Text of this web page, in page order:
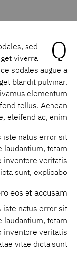
Q
sed
viverra
sodales augue a
blandit pulvinar.
elementum
tellus. Aenean
eleifend ac, enim.
iste natus error sit
laudantium, totam
inventore veritatis
sunt, explicabo.
eos et accusam
iste natus error sit
laudantium, totam
inventore veritatis
vitae dicta sunt.